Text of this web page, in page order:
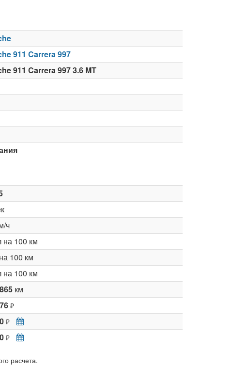
911 Carrera 997
911 Carrera 997 3.6 MT
ч
100 км
100 км
100 км
км
₽
₽
₽
расчета.